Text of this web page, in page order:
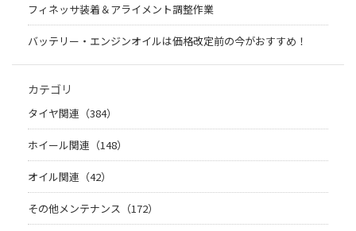
フィネッサ装着＆アライメント調整作業
バッテリー・エンジンオイルは価格改定前の今がおすすめ！
カテゴリ
タイヤ関連（384）
ホイール関連（148）
オイル関連（42）
その他メンテナンス（172）